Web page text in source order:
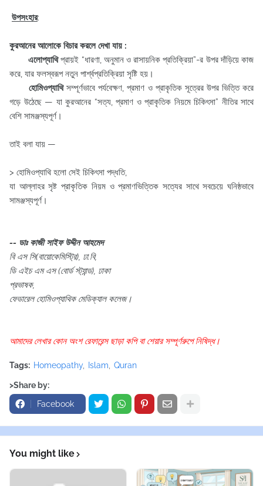
উপসংহার:
কুরআনের আলোকে বিচার করলে দেখা যায় :
এলোপ্যাথিপ্রায়ই “ধারণা, অনুমান ও রাসায়নিক প্রতিক্রিয়া”-র উপর দাঁড়িয়ে কাজ
করে, যার ফলস্বরূপ নতুন পার্শ্বপ্রতিক্রিয়া সৃষ্টি হয়।
হোমিওপ্যাথিসম্পূর্ণভাবে পর্যবেক্ষণ, প্রমাণ ও প্রাকৃতিক সূত্রের উপর ভিত্তি করে
গড়ে উঠেছে — যা কুরআনের “সত্য, প্রমাণ ও প্রাকৃতিক নিয়মে চিকিৎসা” নীতির সাথে
বেশি সামঞ্জস্যপূর্ণ।
তাই বলা যায় —
> হোমিওপ্যাথি হলো সেই চিকিৎসা পদ্ধতি,
যা আল্লাহর সৃষ্ট প্রাকৃতিক নিয়ম ও প্রমাণভিত্তিক সত্যের সাথে সবচেয়ে ঘনিষ্ঠভাবে
সামঞ্জস্যপূর্ণ।
-- ডাঃ কাজী সাইফ উদ্দীন আহমেদ
বি এস সি(বায়োকেমিস্ট্রি), ঢা.বি,
ডি এইচ এম এস (বোর্ড স্ট্যান্ড), ঢাকা
প্রভাষক,
ফেডারেল হোমিওপ্যাথিক মেডিক্যাল কলেজ।
আমাদের লেখার কোন অংশ রেফারেন্স ছাড়া কপি বা শেয়ার সম্পূর্ণরুপে নিষিদ্ধ।
Tags: Homeopathy Islam Quran
>Share by:
Facebook
You might like